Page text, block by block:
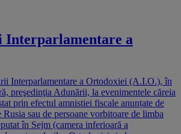
Interparlamentare a
Interparlamentare a Ortodoxiei (A.I.O.), în
preşedinţia Adunării, la evenimentele căreia
prin efectul amnistiei fiscale anunțate de
sau de persoane vorbitoare de limba
în Sejm (camera inferioară a